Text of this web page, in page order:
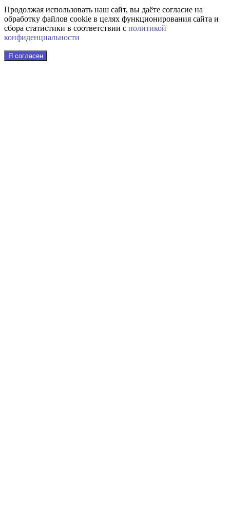
Продолжая использовать наш сайт, вы даёте согласие на
обработку файлов cookie в целях функционирования сайта и
сбора статистики в соответствии с политикой
конфиденциальности
Я согласен